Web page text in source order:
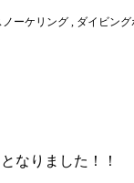
ノーケリング
ダイビン
なりました！！